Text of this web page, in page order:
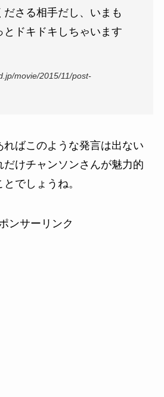
ださる相手だし、いまも
とドキドキしちゃいます
movie/2015/11/post-
ばこのような発言は出ない
だけチャンソンさんが魅力的
でしょうね。
ンサーリンク